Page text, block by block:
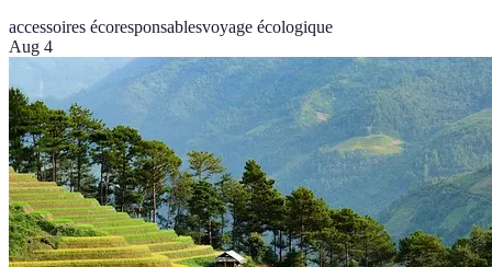
accessoires écoresponsablesvoyage écologique
Aug 4